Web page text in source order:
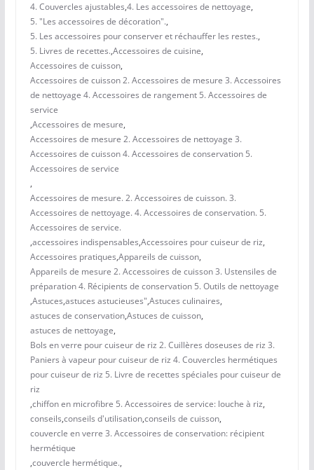
4. Couvercles ajustables,4. Les accessoires de nettoyage,
5. "Les accessoires de décoration".,
5. Les accessoires pour conserver et réchauffer les restes.,
5. Livres de recettes.,Accessoires de cuisine,
Accessoires de cuisson,
Accessoires de cuisson 2. Accessoires de mesure 3. Accessoires
de nettoyage 4. Accessoires de rangement 5. Accessoires de
service
,Accessoires de mesure,
Accessoires de mesure 2. Accessoires de nettoyage 3.
Accessoires de cuisson 4. Accessoires de conservation 5.
Accessoires de service
,
Accessoires de mesure. 2. Accessoires de cuisson. 3.
Accessoires de nettoyage. 4. Accessoires de conservation. 5.
Accessoires de service.
,accessoires indispensables,Accessoires pour cuiseur de riz,
Accessoires pratiques,Appareils de cuisson,
Appareils de mesure 2. Accessoires de cuisson 3. Ustensiles de
préparation 4. Récipients de conservation 5. Outils de nettoyage
,Astuces,astuces astucieuses",Astuces culinaires,
astuces de conservation,Astuces de cuisson,
astuces de nettoyage,
Bols en verre pour cuiseur de riz 2. Cuillères doseuses de riz 3.
Paniers à vapeur pour cuiseur de riz 4. Couvercles hermétiques
pour cuiseur de riz 5. Livre de recettes spéciales pour cuiseur de
riz
,chiffon en microfibre 5. Accessoires de service: louche à riz,
conseils,conseils d'utilisation,conseils de cuisson,
couvercle en verre 3. Accessoires de conservation: récipient
hermétique
,couvercle hermétique.,